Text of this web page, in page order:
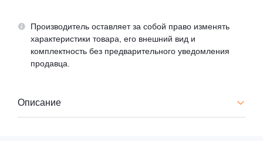
Производитель оставляет за собой право изменять
характеристики товара, его внешний вид и
комплектность без предварительного уведомления
продавца.
Описание